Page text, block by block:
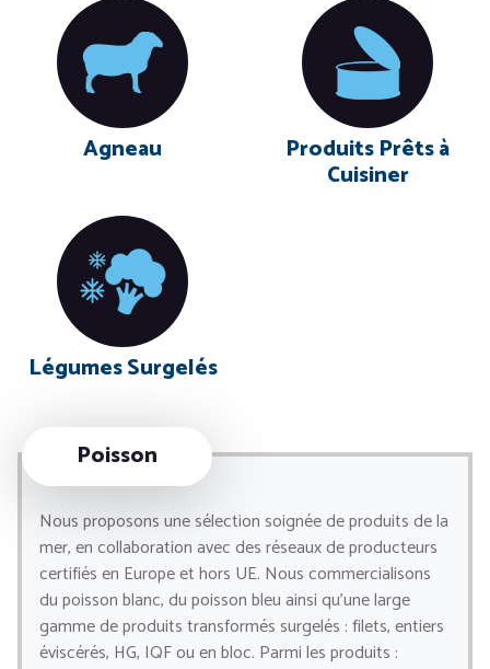
Agneau Produits Prêts à
Cuisiner
Légumes Surgelés
Poisson
Nous proposons une sélection soignée de produits de la
mer, en collaboration avec des réseaux de producteurs
certifiés en Europe et hors UE. Nous commercialisons
du poisson blanc, du poisson bleu ainsi qu’une large
gamme de produits transformés surgelés : filets, entiers
éviscérés, HG, IQF ou en bloc. Parmi les produits :